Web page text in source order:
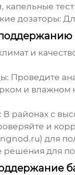
капельные
дозаторы:
и
: Проведите
и влажном
: В районах с
и
) для
решения для